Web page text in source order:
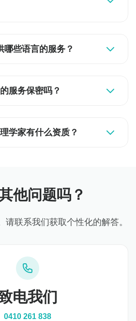
哪些语言的服务？
服务保密吗？
学家有什么资质？
他问题吗？
请联系我们获取个性化的解答。
电我们
0410 261 838